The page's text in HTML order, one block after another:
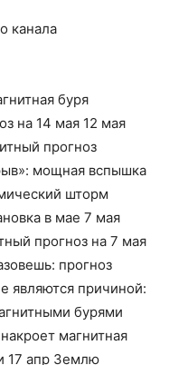
канала
буря
на 14 мая 12 мая
прогноз
мощная вспышка
шторм
в мае 7 мая
прогноз на 7 мая
прогноз
являются причиной:
бурями
магнитная
17 апр Землю